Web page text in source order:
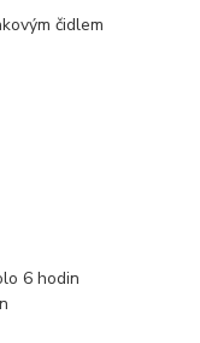
čidlem
6 hodin